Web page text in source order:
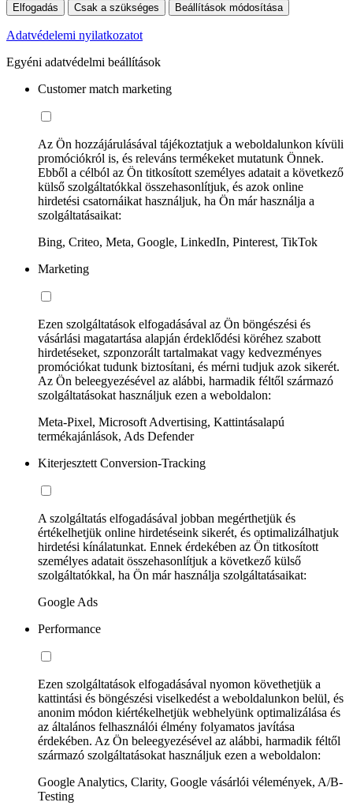
Elfogadás Csak a szükséges Beállítások módosítása
Adatvédelemi nyilatkozatot
Egyéni adatvédelmi beállítások
Customer match marketing
Az Ön hozzájárulásával tájékoztatjuk a weboldalunkon kívüli
promóciókról is, és releváns termékeket mutatunk Önnek.
Ebből a célból az Ön titkosított személyes adatait a következő
külső szolgáltatókkal összehasonlítjuk, és azok online
hirdetési csatornáikat használjuk, ha Ön már használja a
szolgáltatásaikat:
Bing, Criteo, Meta, Google, LinkedIn, Pinterest, TikTok
Marketing
Ezen szolgáltatások elfogadásával az Ön böngészési és
vásárlási magatartása alapján érdeklődési köréhez szabott
hirdetéseket, szponzorált tartalmakat vagy kedvezményes
promóciókat tudunk biztosítani, és mérni tudjuk azok sikerét.
Az Ön beleegyezésével az alábbi, harmadik féltől származó
szolgáltatásokat használjuk ezen a weboldalon:
Meta-Pixel, Microsoft Advertising, Kattintásalapú
termékajánlások, Ads Defender
Kiterjesztett Conversion-Tracking
A szolgáltatás elfogadásával jobban megérthetjük és
értékelhetjük online hirdetéseink sikerét, és optimalizálhatjuk
hirdetési kínálatunkat. Ennek érdekében az Ön titkosított
személyes adatait összehasonlítjuk a következő külső
szolgáltatókkal, ha Ön már használja szolgáltatásaikat:
Google Ads
Performance
Ezen szolgáltatások elfogadásával nyomon követhetjük a
kattintási és böngészési viselkedést a weboldalunkon belül, és
anonim módon kiértékelhetjük webhelyünk optimalizálása és
az általános felhasználói élmény folyamatos javítása
érdekében. Az Ön beleegyezésével az alábbi, harmadik féltől
származó szolgáltatásokat használjuk ezen a weboldalon:
Google Analytics, Clarity, Google vásárlói vélemények, A/B-
Testing